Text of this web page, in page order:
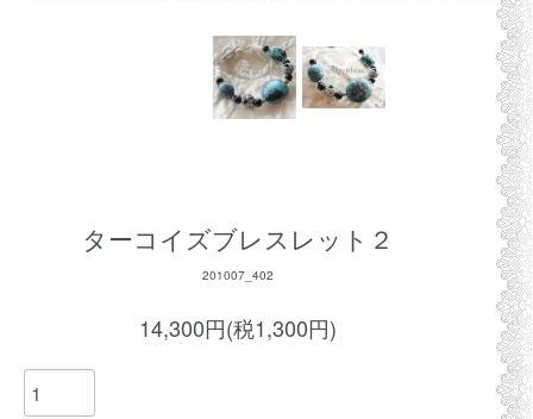
ターコイズブレスレット２
201007_402
14,300円(税1,300円)